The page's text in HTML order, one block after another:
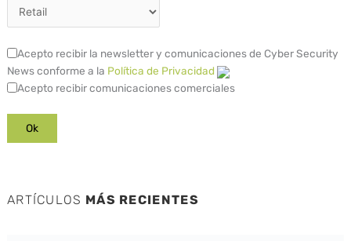
Acepto recibir la newsletter y comunicaciones de Cyber Security
News conforme a la Política de Privacidad
Acepto recibir comunicaciones comerciales
ARTÍCULOS MÁS RECIENTES